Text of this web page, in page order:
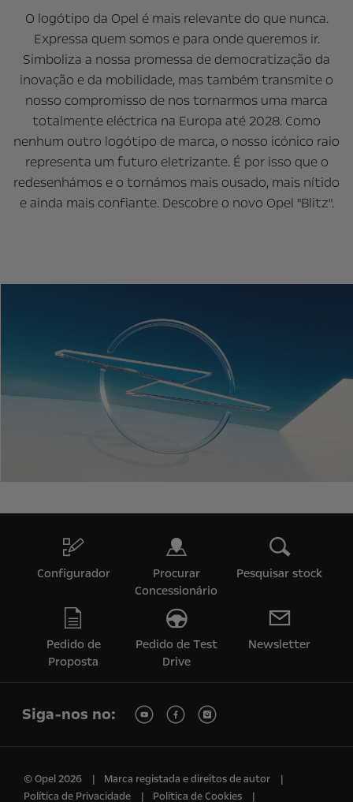
O logótipo da Opel é mais relevante do que nunca.
Expressa quem somos e para onde queremos ir.
Simboliza a nossa promessa de democratização da
inovação e da mobilidade, mas também transmite o
nosso compromisso de nos tornarmos uma marca
totalmente eléctrica na Europa até 2028. Como
nenhum outro logótipo de marca, o nosso icónico raio
representa um futuro eletrizante. É por isso que o
redesenhámos e o tornámos mais ousado, mais nítido
e ainda mais confiante. Descobre o novo Opel "Blitz".
Configurador
Procurar
Concessionário
Pesquisar stock
Pedido de
Proposta
Pedido de Test
Drive
Newsletter
Siga-nos no:
© Opel 2026
Marca registada e direitos de autor
Política de Privacidade
Política de Cookies